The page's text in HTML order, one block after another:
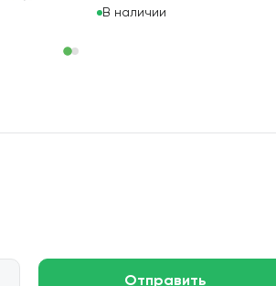
В наличии
Отправить